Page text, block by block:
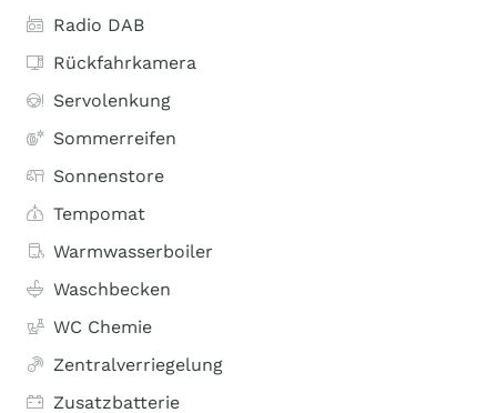
Radio DAB
Rückfahrkamera
Servolenkung
Sommerreifen
Sonnenstore
Tempomat
Warmwasserboiler
Waschbecken
WC Chemie
Zentralverriegelung
Zusatzbatterie